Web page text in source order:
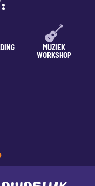
MUZIEK
WORKSHOP